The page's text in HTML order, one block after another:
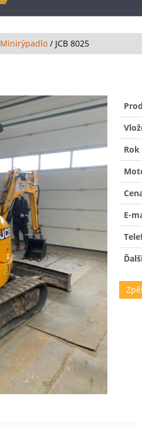
Minirýpadlo / JCB 8025
E-